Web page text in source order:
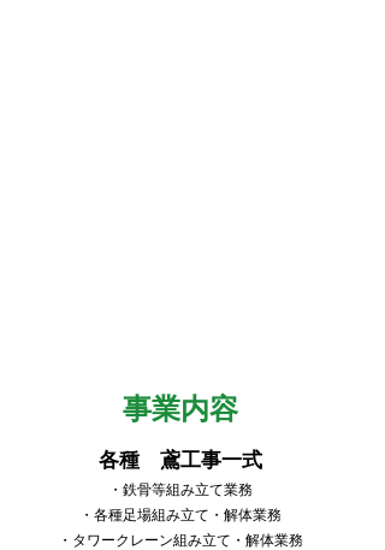
​事業内容​
各種 鳶工事一式
・鉄骨等組み立て業務
・各種足場組み立て・解体業務
・タワークレーン組み立て・解体業務